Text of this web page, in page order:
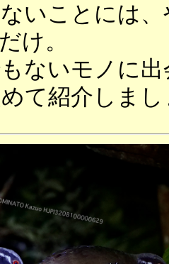
いことには
け。
ないモノに
て紹介しま